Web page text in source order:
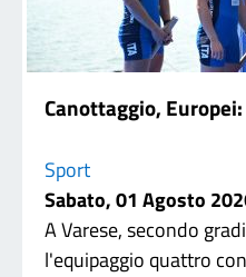
Canottaggio,
Sport
Sabato, 01 Agosto
A Varese, secondo
l'equipaggio quattro